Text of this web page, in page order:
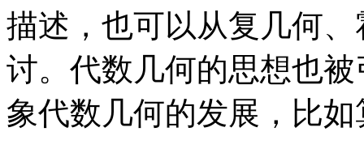
描述，也可以从复几何
讨。代数几何的思想也
象代数几何的发展，比